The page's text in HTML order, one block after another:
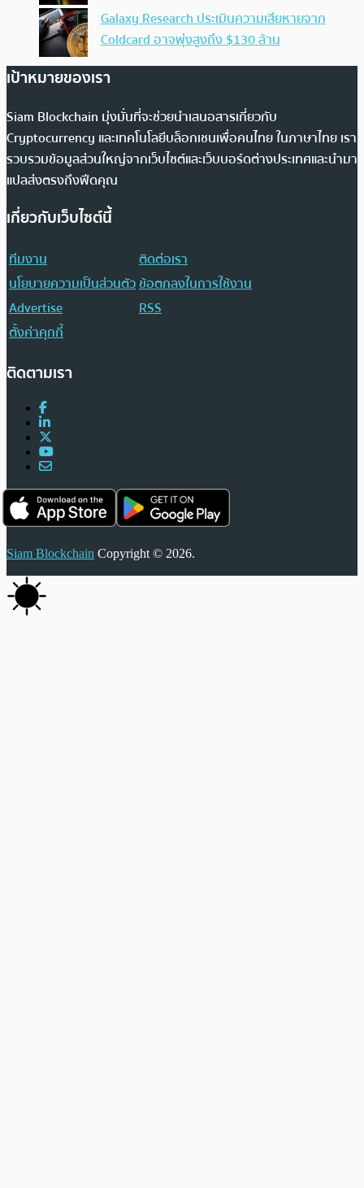
Galaxy Research ประเมินความเสียหายจาก
Coldcard อาจพุ่งสูงถึง $130 ล้าน
เป้าหมายของเรา
Siam Blockchain มุ่งมั่นที่จะช่วยนำเสนอสารเกี่ยวกับ
Cryptocurrency และเทคโนโลยีบล็อกเชนเพื่อคนไทย ในภาษาไทย เรา
รวบรวมข้อมูลส่วนใหญ่จากเว็บไซต์และเว็บบอร์ดต่างประเทศและนำมา
แปลส่งตรงถึงฟีดคุณ
เกี่ยวกับเว็บไซต์นี้
ทีมงาน
ติดต่อเรา
นโยบายความเป็นส่วนตัวข้อตกลงในการใช้งาน
Advertise
RSS
ตั้งค่าคุกกี้
ติดตามเรา
Siam Blockchain Copyright © 2026.